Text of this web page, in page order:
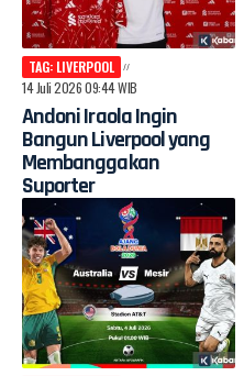
TAG: LIVERPOOL
14 Juli 2026 09:44 WIB
Andoni Iraola Ingin
Bangun Liverpool yang
Membanggakan
Suporter